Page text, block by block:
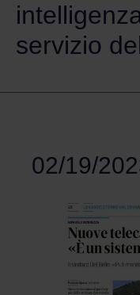
servizio
02/19/